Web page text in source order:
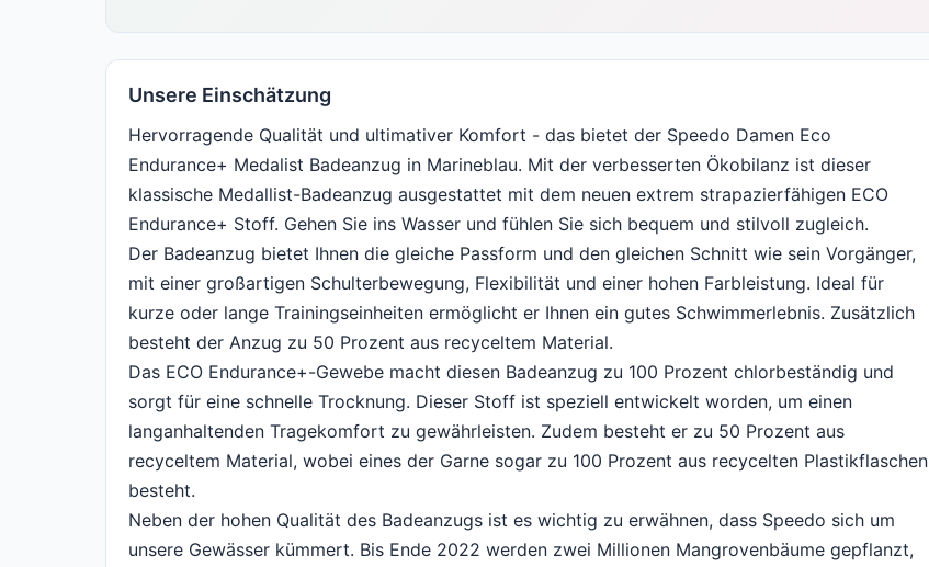
Unsere Einschätzung
Hervorragende Qualität und ultimativer Komfort - das bietet der Speedo Damen Eco
Endurance+ Medalist Badeanzug in Marineblau. Mit der verbesserten Ökobilanz ist dieser
klassische Medallist-Badeanzug ausgestattet mit dem neuen extrem strapazierfähigen ECO
Endurance+ Stoff. Gehen Sie ins Wasser und fühlen Sie sich bequem und stilvoll zugleich.
Der Badeanzug bietet Ihnen die gleiche Passform und den gleichen Schnitt wie sein Vorgänger,
mit einer großartigen Schulterbewegung, Flexibilität und einer hohen Farbleistung. Ideal für
kurze oder lange Trainingseinheiten ermöglicht er Ihnen ein gutes Schwimmerlebnis. Zusätzlich
besteht der Anzug zu 50 Prozent aus recyceltem Material.
Das ECO Endurance+-Gewebe macht diesen Badeanzug zu 100 Prozent chlorbeständig und
sorgt für eine schnelle Trocknung. Dieser Stoff ist speziell entwickelt worden, um einen
langanhaltenden Tragekomfort zu gewährleisten. Zudem besteht er zu 50 Prozent aus
recyceltem Material, wobei eines der Garne sogar zu 100 Prozent aus recycelten Plastikflaschen
besteht.
Neben der hohen Qualität des Badeanzugs ist es wichtig zu erwähnen, dass Speedo sich um
unsere Gewässer kümmert. Bis Ende 2022 werden zwei Millionen Mangrovenbäume gepflanzt,